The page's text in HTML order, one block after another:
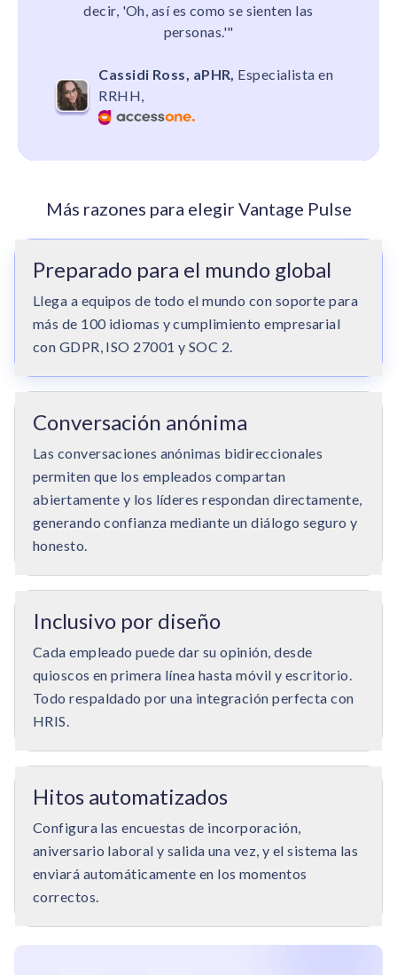
decir, 'Oh, así es como se sienten las
personas.'"
Cassidi Ross, aPHR, Especialista en
RRHH,
Más razones para elegir Vantage Pulse
Preparado para el mundo global
Llega a equipos de todo el mundo con soporte para
más de 100 idiomas y cumplimiento empresarial
con GDPR, ISO 27001 y SOC 2.
Conversación anónima
Las conversaciones anónimas bidireccionales
permiten que los empleados compartan
abiertamente y los líderes respondan directamente,
generando confianza mediante un diálogo seguro y
honesto.
Inclusivo por diseño
Cada empleado puede dar su opinión, desde
quioscos en primera línea hasta móvil y escritorio.
Todo respaldado por una integración perfecta con
HRIS.
Hitos automatizados
Configura las encuestas de incorporación,
aniversario laboral y salida una vez, y el sistema las
enviará automáticamente en los momentos
correctos.